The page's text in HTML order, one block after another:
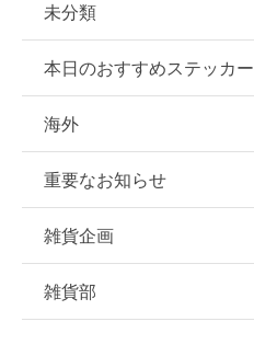
未分類
本日のおすすめステッカー
海外
重要なお知らせ
雑貨企画
雑貨部